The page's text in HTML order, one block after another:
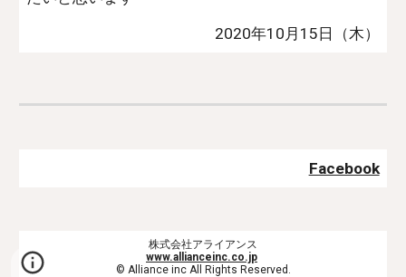
2020年10月15日（木）
Facebook
株式会社アライアンス
www.allianceinc.co.jp
© Alliance inc All Rights Reserved.